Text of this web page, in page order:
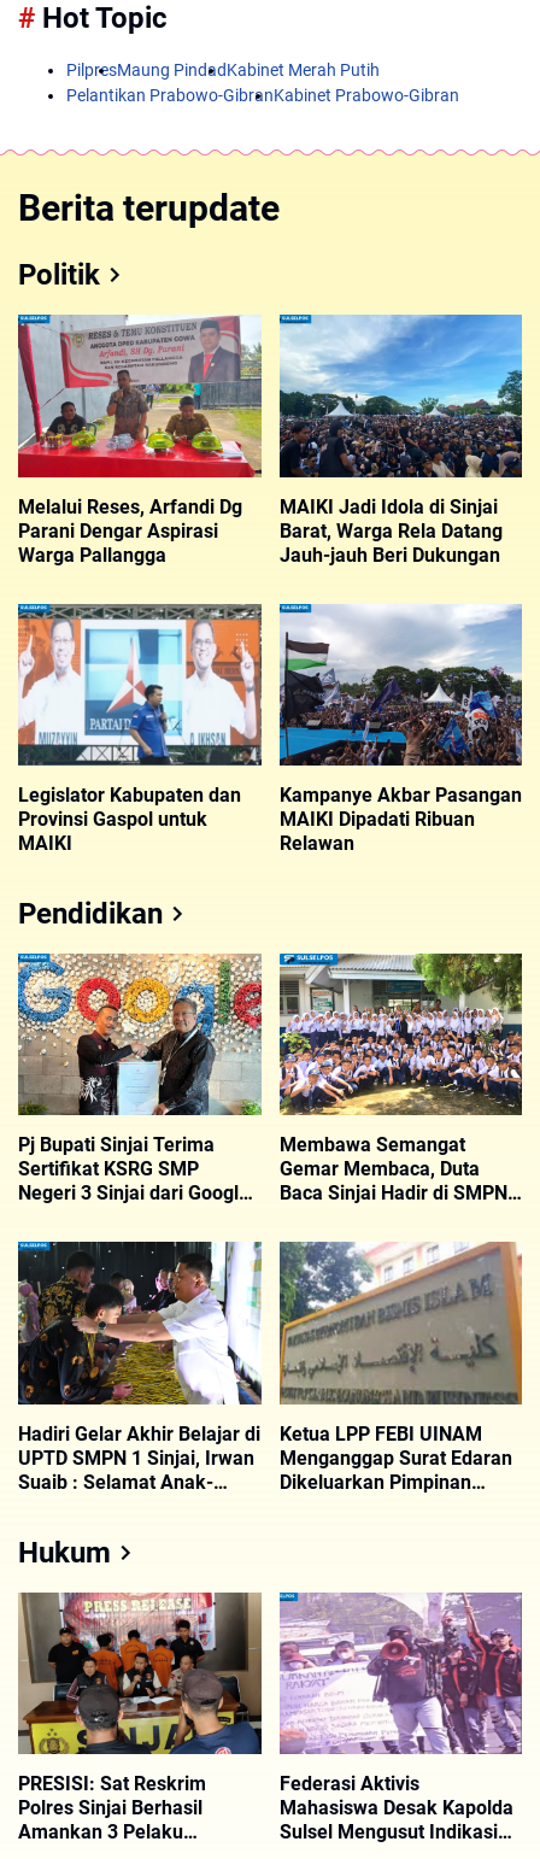
# Hot Topic
PilpresMaung PindadKabinet Merah Putih
Pelantikan Prabowo-GibranKabinet Prabowo-Gibran
Berita terupdate
Politik
Melalui Reses, Arfandi Dg
Parani Dengar Aspirasi
Warga Pallangga
MAIKI Jadi Idola di Sinjai
Barat, Warga Rela Datang
Jauh-jauh Beri Dukungan
Legislator Kabupaten dan
Provinsi Gaspol untuk
MAIKI
Kampanye Akbar Pasangan
MAIKI Dipadati Ribuan
Relawan
Pendidikan
Pj Bupati Sinjai Terima
Sertifikat KSRG SMP
Negeri 3 Sinjai dari Google
Membawa Semangat
Gemar Membaca, Duta
Baca Sinjai Hadir di SMPN
Hadiri Gelar Akhir Belajar di
UPTD SMPN 1 Sinjai, Irwan
Suaib : Selamat Anak-
Ketua LPP FEBI UINAM
Menganggap Surat Edaran
Dikeluarkan Pimpinan
Hukum
PRESISI: Sat Reskrim
Polres Sinjai Berhasil
Amankan 3 Pelaku
Federasi Aktivis
Mahasiswa Desak Kapolda
Sulsel Mengusut Indikasi